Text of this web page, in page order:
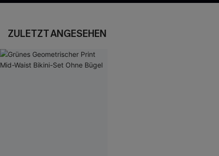
ZULETZT ANGESEHEN